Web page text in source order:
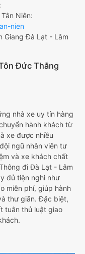
Niên:
nien
Giang Đà Lạt - Lâm
Đức Thắng
nhà xe uy tín hàng
hành khách từ
xe được nhiều
ngũ nhân viên tư
và xe khách chất
đi Đà Lạt - Lâm
đủ tiện nghi như
miễn phí, giúp hành
thư giãn. Đặc biệt,
tuân thủ luật giao